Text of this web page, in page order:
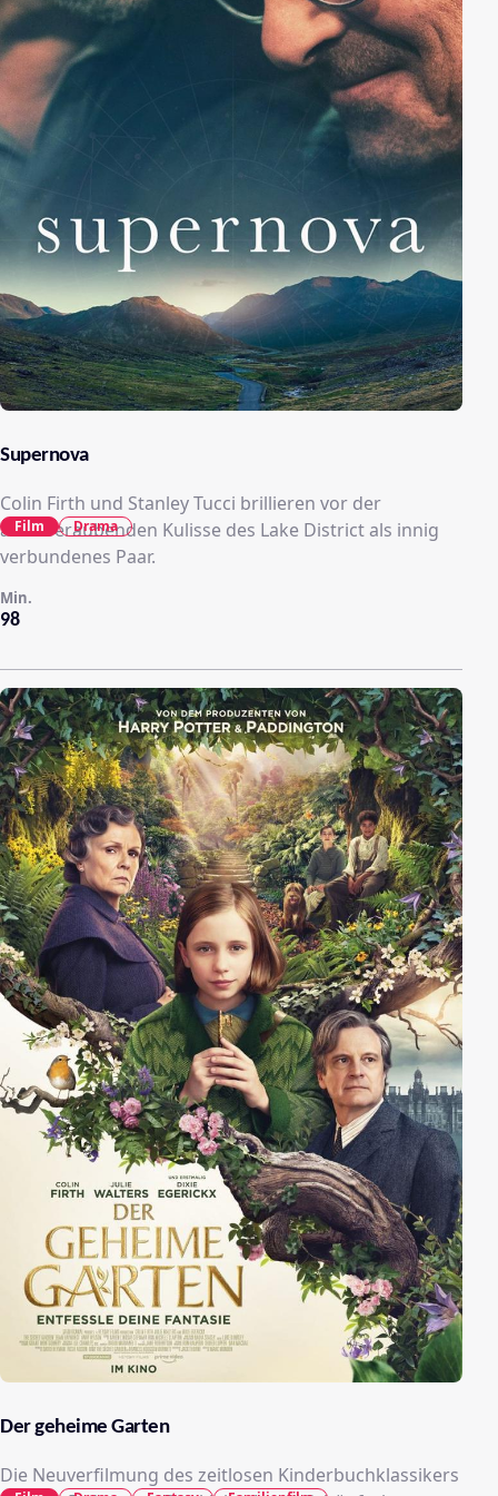
Supernova
Colin Firth und Stanley Tucci brillieren vor der
atemberaubenden Kulisse des Lake District als innig
verbundenes Paar.
98
Min.
Film Drama
Der geheime Garten
Die Neuverfilmung des zeitlosen Kinderbuchklassikers